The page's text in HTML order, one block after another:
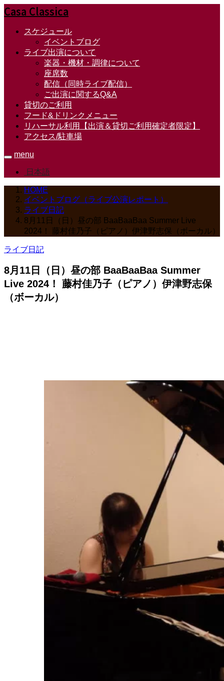
Casa Classica
スケジュール
イベントブログ
ライブ出演について
楽器・機材・調律について
座席数
配信（同時ライブ配信）
ご出演に関するQ&A
貸切のご利用
フード&ドリンクメニュー
リハーサル利用【出演＆貸切ご利用確定者限定】
アクセス/駐車場
menu
日本語
HOME
イベントブログ（ライブ公演レポート）
ライブ日記
8月11日（日）昼の部 BaaBaaBaa Summer Live
2024！ 藤村佳乃子（ピアノ）伊津野志保（ボーカル）
ライブ日記
8月11日（日）昼の部 BaaBaaBaa Summer
Live 2024！ 藤村佳乃子（ピアノ）伊津野志保
（ボーカル）